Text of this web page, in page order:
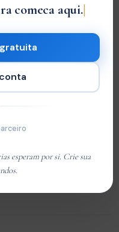
comeca aqui.
esperam por si. Crie sua